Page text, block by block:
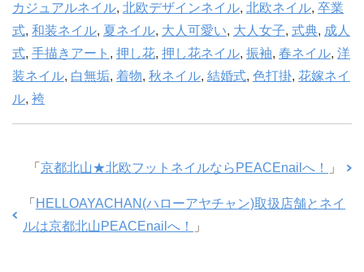
カジュアルネイル, 北欧デザインネイル, 北欧ネイル, 卒業
式, 和装ネイル, 夏ネイル, 大人可愛い, 大人女子, 式典, 成人
式, 手描きアート , 押し花, 押し花ネイル, 振袖, 春ネイル, 洋
装ネイル, 白無垢, 着物, 秋ネイル, 結婚式, 色打掛, 花嫁ネイ
ル, 袴
「 京都北山★北欧フットネイルならPEACEnailへ！ 」
「 HELLOAYACHAN(ハローアヤチャン)取扱店舗とネイ
ルは京都北山PEACEnailへ！
」